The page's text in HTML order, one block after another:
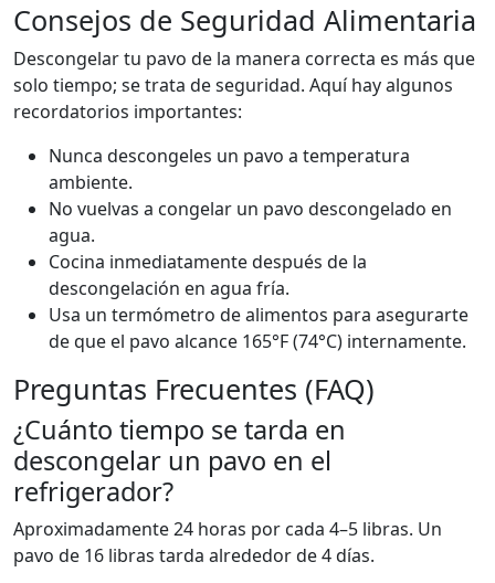
Consejos de Seguridad Alimentaria
Descongelar tu pavo de la manera correcta es más que
solo tiempo; se trata de seguridad. Aquí hay algunos
recordatorios importantes:
Nunca descongeles un pavo a temperatura
ambiente.
No vuelvas a congelar un pavo descongelado en
agua.
Cocina inmediatamente después de la
descongelación en agua fría.
Usa un termómetro de alimentos para asegurarte
de que el pavo alcance 165°F (74°C) internamente.
Preguntas Frecuentes (FAQ)
¿Cuánto tiempo se tarda en
descongelar un pavo en el
refrigerador?
Aproximadamente 24 horas por cada 4–5 libras. Un
pavo de 16 libras tarda alrededor de 4 días.